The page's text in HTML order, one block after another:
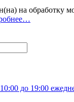
на обработку
до 19:00